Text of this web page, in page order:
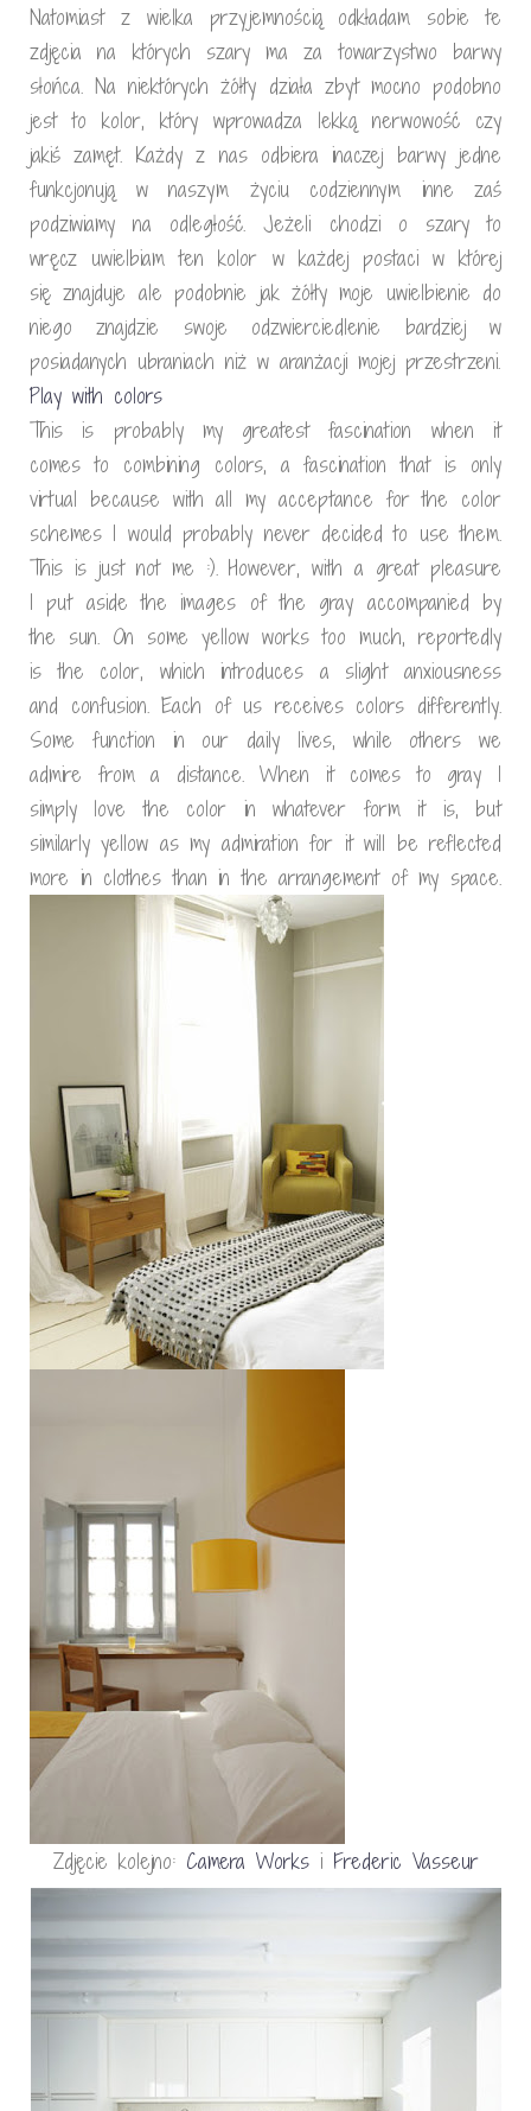
Natomiast z wielka przyjemnością odkładam sobie te
zdjęcia na których szary ma za towarzystwo barwy
słońca. Na niektórych żółty działa zbyt mocno podobno
jest to kolor, który wprowadza lekką nerwowość czy
jakiś zamęt. Każdy z nas odbiera inaczej barwy jedne
funkcjonują w naszym życiu codziennym inne zaś
podziwiamy na odległość. Jeżeli chodzi o szary to
wręcz uwielbiam ten kolor w każdej postaci w której
się znajduje ale podobnie jak żółty moje uwielbienie do
niego znajdzie swoje odzwierciedlenie bardziej w
posiadanych ubraniach niż w aranżacji mojej przestrzeni.
Play with colors
This is probably my greatest fascination when it
comes to combining colors, a fascination that is only
virtual because with all my acceptance for the color
schemes I would probably never decided to use them.
This is just not me :). However, with a great pleasure
I put aside the images of the gray accompanied by
the sun. On some yellow works too much, reportedly
is the color, which introduces a slight anxiousness
and confusion. Each of us receives colors differently.
Some function in our daily lives, while others we
admire from a distance. When it comes to gray I
simply love the color in whatever form it is, but
similarly yellow as my admiration for it will be reflected
more in clothes than in the arrangement of my space.
Zdjęcie kolejno: Camera Worksi Frederic Vasseur